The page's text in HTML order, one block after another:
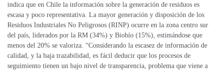
indica que en Chile la información sobre la generación de residuos es
escasa y poco representativa. La mayor generación y disposición de los
Residuos Industriales No Peligrosos (RINP) ocurre en la zona centro sur
del país, liderados por la RM (34%) y Biobío (15%), estimándose que
menos del 20% se valoriza. “Considerando la escasez de información de
calidad, y la baja trazabilidad, es fácil deducir que los procesos de
seguimiento tienen un bajo nivel de transparencia, problema que viene a